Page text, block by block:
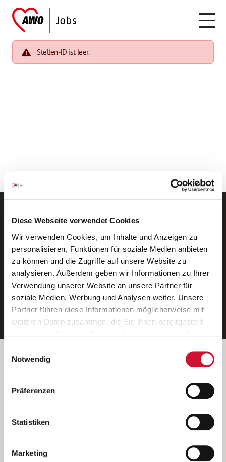
Diese Webseite verwendet Cookies
Wir verwenden Cookies, um Inhalte und Anzeigen zu
personalisieren, Funktionen für soziale Medien anbieten
zu können und die Zugriffe auf unsere Website zu
analysieren. Außerdem geben wir Informationen zu Ihrer
Verwendung unserer Website an unsere Partner für
soziale Medien, Werbung und Analysen weiter. Unsere
Partner führen diese Informationen möglicherweise mit
weiteren Daten zusammen, die Sie ihnen bereitgestellt
Wenn Sie auf „Cookies zulassen“ klicken, so stimmen
Sie der Speicherung sämtlicher Cookies zu. Sie können
Ihre Einwilligung selbstverständlich jederzeit widerrufen,
indem Sie die Cookie-Einstellungen aufrufen und diese
unsererDatenschutzerklärung
Notwendig
Präferenzen
Statistiken
Marketing
Stellen-ID ist leer.
Neue Stellen per E-Mail.
Ein kostenloser Service von AWO
Jobs.
E-Mail-Adresse eintragen
Betreiber der Webseite
Kantstraße 45a
(Ein Tochterunternehmen des AWO Bezirksverbandes Unterfranken
e.V.)